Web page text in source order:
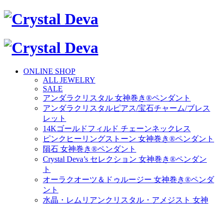
ONLINE SHOP
ALL JEWELRY
SALE
アンダラクリスタル 女神巻き®ペンダント
アンダラクリスタルピアス/宝石チャーム/ブレス
レット
14Kゴールドフィルド チェーンネックレス
ピンクヒーリングストーン 女神巻き®ペンダント
隕石 女神巻き®ペンダント
Crystal Deva’s セレクション 女神巻き®ペンダン
ト
オーラクオーツ＆ドゥルージー 女神巻き®ペンダ
ント
水晶・レムリアンクリスタル・アメジスト 女神